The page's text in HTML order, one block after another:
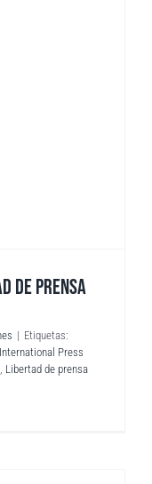
DE PRENSA
| Etiquetas:
International Press
Libertad de prensa